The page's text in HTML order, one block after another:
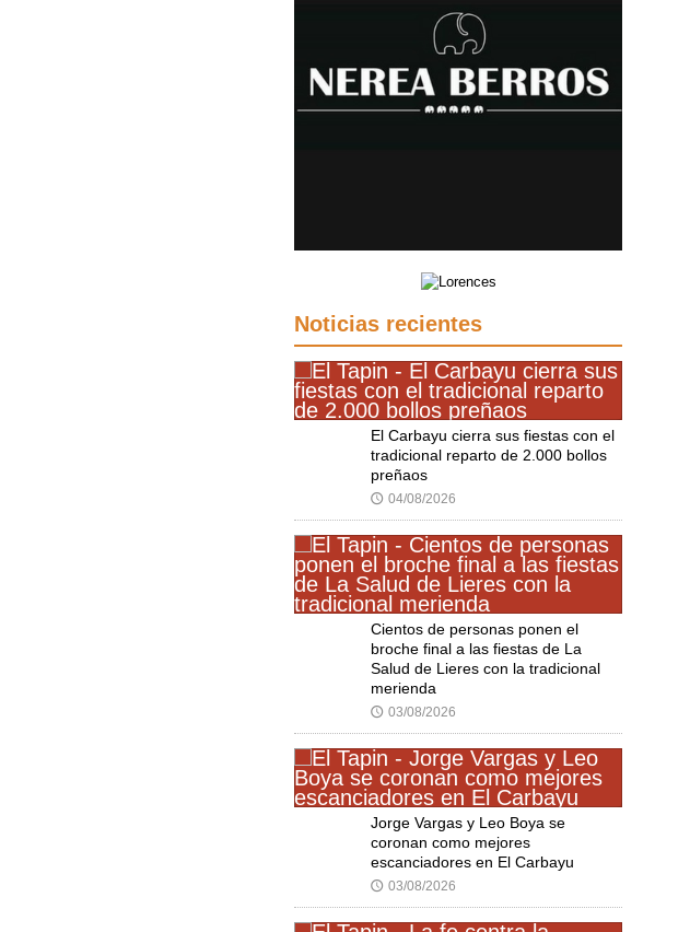
Noticias recientes
El Carbayu cierra sus fiestas con el
tradicional reparto de 2.000 bollos
preñaos
🕔 04/08/2026
Cientos de personas ponen el
broche final a las fiestas de La
Salud de Lieres con la tradicional
merienda
🕔 03/08/2026
Jorge Vargas y Leo Boya se
coronan como mejores
escanciadores en El Carbayu
🕔 03/08/2026